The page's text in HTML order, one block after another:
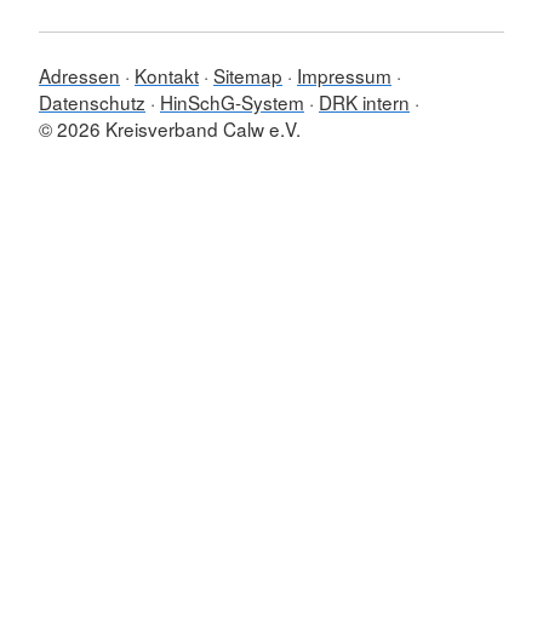
Adressen Kontakt Sitemap
Impressum
Datenschutz
HinSchG-System
DRK intern
© 2026 Kreisverband Calw e.V.